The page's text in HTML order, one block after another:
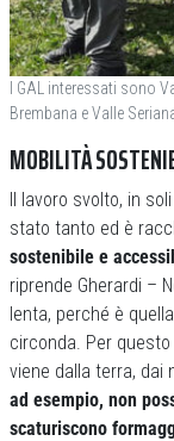
I GAL interessati sono
Brembana e Valle
MOBILITÀ
Il lavoro svolto, in
stato tanto ed è
sostenibile e
riprende Gherardi –
lenta, perché è
circonda. Per
viene dalla terra, dai
ad esempio, non
scaturiscono